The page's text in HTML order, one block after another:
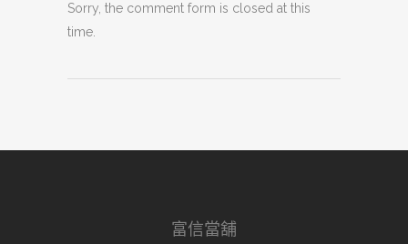
Sorry, the comment form is closed at this
time.
富信當舖